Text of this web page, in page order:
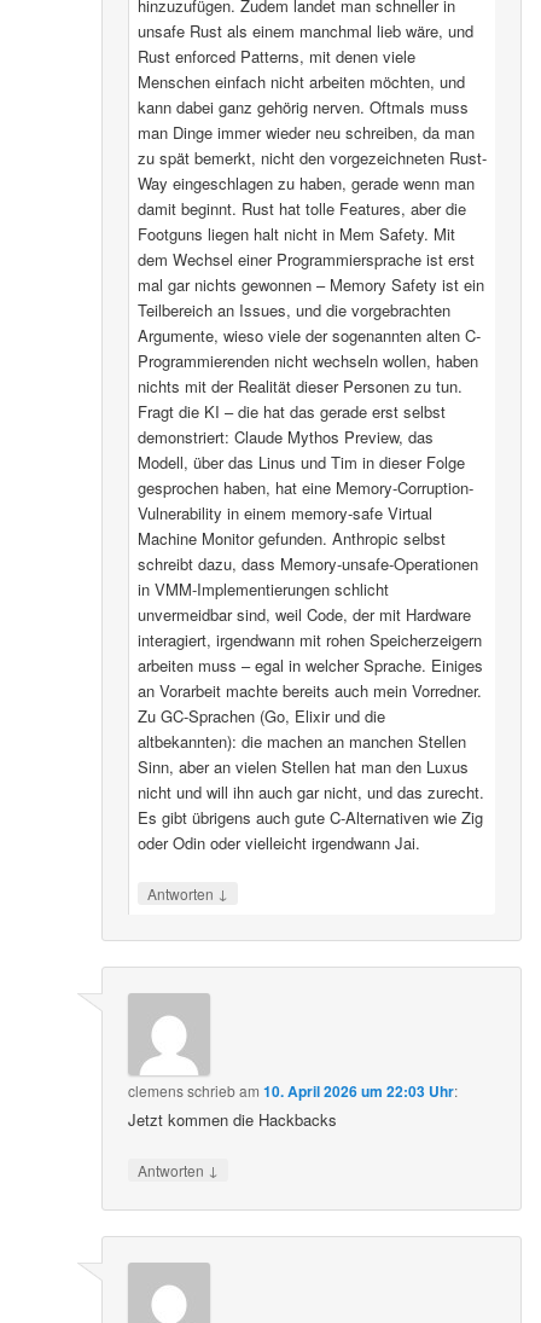
hinzuzufügen. Zudem landet man schneller in
unsafe Rust als einem manchmal lieb wäre, und
Rust enforced Patterns, mit denen viele
Menschen einfach nicht arbeiten möchten, und
kann dabei ganz gehörig nerven. Oftmals muss
man Dinge immer wieder neu schreiben, da man
zu spät bemerkt, nicht den vorgezeichneten Rust-
Way eingeschlagen zu haben, gerade wenn man
damit beginnt. Rust hat tolle Features, aber die
Footguns liegen halt nicht in Mem Safety. Mit
dem Wechsel einer Programmiersprache ist erst
mal gar nichts gewonnen – Memory Safety ist ein
Teilbereich an Issues, und die vorgebrachten
Argumente, wieso viele der sogenannten alten C-
Programmierenden nicht wechseln wollen, haben
nichts mit der Realität dieser Personen zu tun.
Fragt die KI – die hat das gerade erst selbst
demonstriert: Claude Mythos Preview, das
Modell, über das Linus und Tim in dieser Folge
gesprochen haben, hat eine Memory-Corruption-
Vulnerability in einem memory-safe Virtual
Machine Monitor gefunden. Anthropic selbst
schreibt dazu, dass Memory-unsafe-Operationen
in VMM-Implementierungen schlicht
unvermeidbar sind, weil Code, der mit Hardware
interagiert, irgendwann mit rohen Speicherzeigern
arbeiten muss – egal in welcher Sprache. Einiges
an Vorarbeit machte bereits auch mein Vorredner.
Zu GC-Sprachen (Go, Elixir und die
altbekannten): die machen an manchen Stellen
Sinn, aber an vielen Stellen hat man den Luxus
nicht und will ihn auch gar nicht, und das zurecht.
Es gibt übrigens auch gute C-Alternativen wie Zig
oder Odin oder vielleicht irgendwann Jai.
Antworten ↓
clemensschriebam10. April 2026 um 22:03 Uhr:
Jetzt kommen die Hackbacks
Antworten ↓